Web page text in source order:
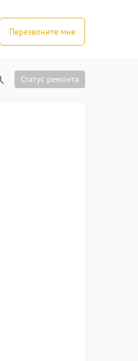
Перезвоните мне
Статус ремонта